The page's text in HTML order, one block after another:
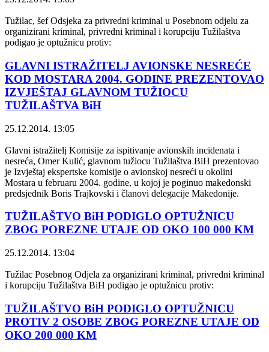
Tužilac, šef Odsjeka za privredni kriminal u Posebnom odjelu za
organizirani kriminal, privredni kriminal i korupciju Tužilaštva
podigao je optužnicu protiv:
GLAVNI ISTRAŽITELJ AVIONSKE NESREĆE
KOD MOSTARA 2004. GODINE PREZENTOVAO
IZVJEŠTAJ GLAVNOM TUŽIOCU
TUŽILAŠTVA BiH
25.12.2014. 13:05
Glavni istražitelj Komisije za ispitivanje avionskih incidenata i
nesreća, Omer Kulić, glavnom tužiocu Tužilaštva BiH prezentovao
je Izvještaj ekspertske komisije o avionskoj nesreći u okolini
Mostara u februaru 2004. godine, u kojoj je poginuo makedonski
predsjednik Boris Trajkovski i članovi delegacije Makedonije.
TUŽILAŠTVO BiH PODIGLO OPTUŽNICU
ZBOG POREZNE UTAJE OD OKO 100 000 KM
25.12.2014. 13:04
Tužilac Posebnog Odjela za organizirani kriminal, privredni kriminal
i korupciju Tužilaštva BiH podigao je optužnicu protiv:
TUŽILAŠTVO BiH PODIGLO OPTUŽNICU
PROTIV 2 OSOBE ZBOG POREZNE UTAJE OD
OKO 200 000 KM